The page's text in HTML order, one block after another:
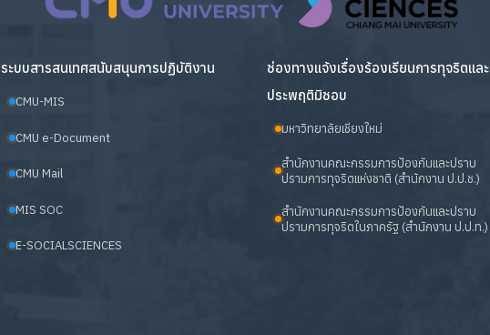
ระบบสารสนเทศสนับสนุนการปฏิบัติงาน
CMU-MIS
CMU e-Document
CMU Mail
MIS SOC
E-SOCIALSCIENCES
ช่องทางแจ้งเรื่องร้องเรียนการทุจริตและ
ประพฤติมิชอบ
มหาวิทยาลัยเชียงใหม่
สำนักงานคณะกรรมการป้องกันและปราบ
ปรามการทุจริตแห่งชาติ (สำนักงาน ป.ป.ช.)
สำนักงานคณะกรรมการป้องกันและปราบ
ปรามการทุจริตในภาครัฐ (สำนักงาน ป.ป.ท.)